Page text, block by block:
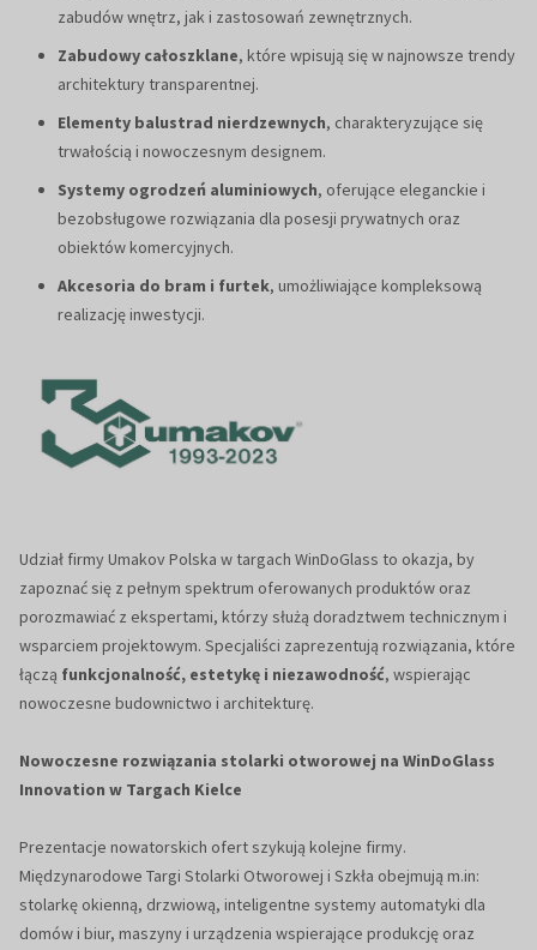
zabudów wnętrz, jak i zastosowań zewnętrznych.
Zabudowy całoszklane, które wpisują się w najnowsze trendy
architektury transparentnej.
Elementy balustrad nierdzewnych, charakteryzujące się
trwałością i nowoczesnym designem.
Systemy ogrodzeń aluminiowych, oferujące eleganckie i
bezobsługowe rozwiązania dla posesji prywatnych oraz
obiektów komercyjnych.
Akcesoria do bram i furtek, umożliwiające kompleksową
realizację inwestycji.
Udział firmy Umakov Polska w targach WinDoGlass to okazja, by
zapoznać się z pełnym spektrum oferowanych produktów oraz
porozmawiać z ekspertami, którzy służą doradztwem technicznym i
wsparciem projektowym. Specjaliści zaprezentują rozwiązania, które
łączą funkcjonalność, estetykę i niezawodność, wspierając
nowoczesne budownictwo i architekturę.
Nowoczesne rozwiązania stolarki otworowej na WinDoGlass
Innovation w Targach Kielce
Prezentacje nowatorskich ofert szykują kolejne firmy.
Międzynarodowe Targi Stolarki Otworowej i Szkła obejmują m.in:
stolarkę okienną, drzwiową, inteligentne systemy automatyki dla
domów i biur, maszyny i urządzenia wspierające produkcję oraz